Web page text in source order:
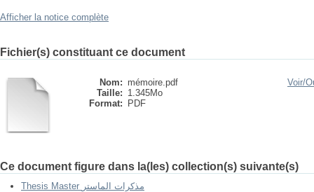
Afficher la notice complète
Fichier(s) constituant ce document
Nom: mémoire.pdf
Taille: 1.345Mo
Format:
PDF
Voir/
Ce document figure dans la(les) collection(s) suivante(s)
Thesis Master مذكرات الماستر